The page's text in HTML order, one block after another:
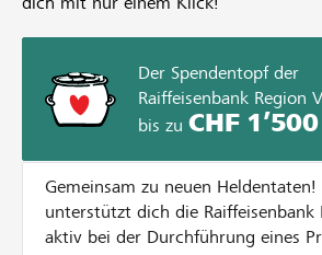
Der Spendentopf der
Raiffeisenbank Region
bis zu CHF 1’500
Gemeinsam zu neuen Heldentaten! Ab sofort
unterstützt dich die Raiffeisenbank
aktiv bei der Durchführung eines